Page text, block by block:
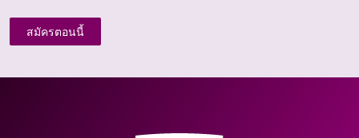
สมัครตอนนี้